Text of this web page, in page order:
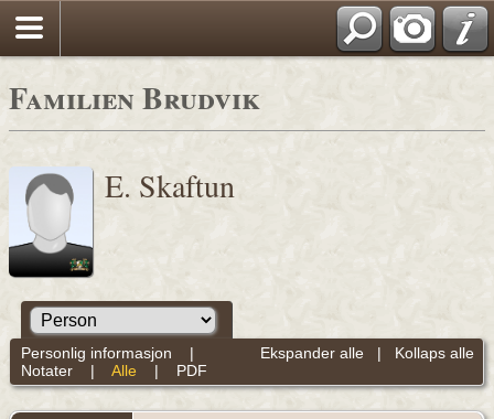
Familien Brudvik
E. Skaftun
Ekspander alle | Kollaps alle
Personlig informasjon |
Notater| Alle | PDF